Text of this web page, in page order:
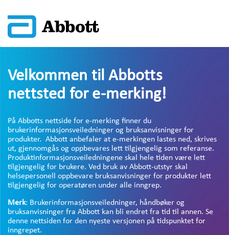
Velkommen til Abbotts
nettsted for e-merking!
På Abbotts nettside for e-merking finner du
brukerinformasjonsveiledninger og bruksanvisninger for
produkter. Abbott anbefaler at e-merkingen lastes ned, skrives
ut, gjennomgås og oppbevares lett tilgjengelig som referanse.
Produktinformasjonsveiledningene skal hele tiden være lett
tilgjengelig for brukere. Ved bruk av Abbott-utstyr skal
helsepersonell oppbevare bruksanvisninger for produkter lett
tilgjengelig for operatøren under alle inngrep.
Merk: Brukerinformasjonsveiledninger, håndbøker og
bruksanvisninger fra Abbott kan bli endret fra tid til annen. Se
denne nettsiden for den nyeste versjonen på tidspunktet for
inngrepet.